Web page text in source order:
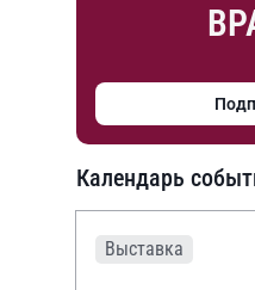
Календарь
Выставка